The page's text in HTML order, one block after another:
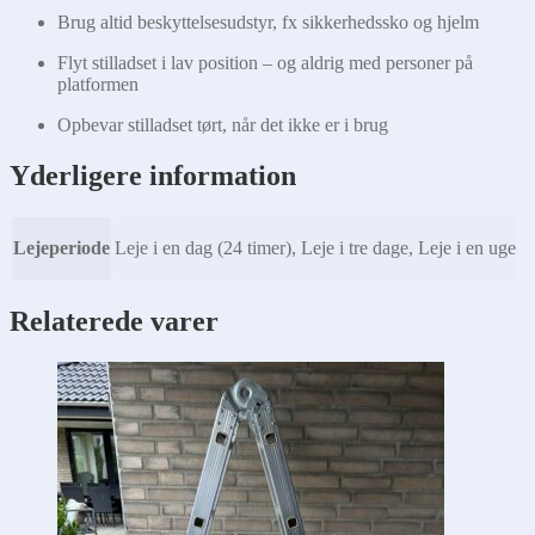
Brug altid beskyttelsesudstyr, fx sikkerhedssko og hjelm
Flyt stilladset i lav position – og aldrig med personer på
platformen
Opbevar stilladset tørt, når det ikke er i brug
Yderligere information
Lejeperiode Leje i en dag (24 timer), Leje i tre dage, Leje i en uge
Relaterede varer